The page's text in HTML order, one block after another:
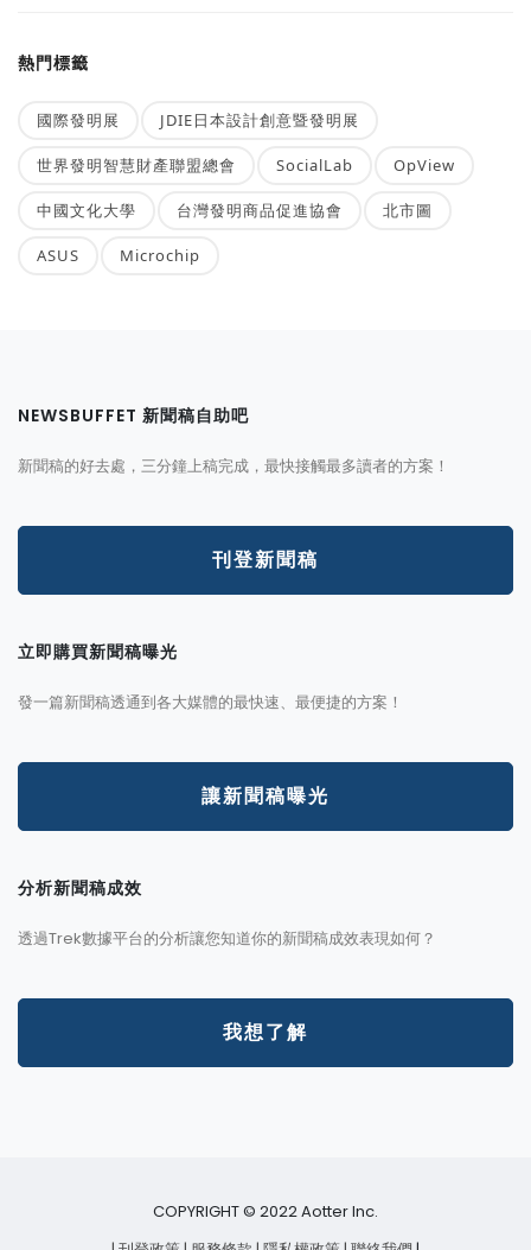
熱門標籤
國際發明展 JDIE日本設計創意暨發明展
世界發明智慧財產聯盟總會 SocialLab OpView
中國文化大學 台灣發明商品促進協會 北市圖
ASUS Microchip
NEWSBUFFET 新聞稿自助吧
新聞稿的好去處，三分鐘上稿完成，最快接觸最多讀者的方案！
刊登新聞稿
立即購買新聞稿曝光
發一篇新聞稿透通到各大媒體的最快速、最便捷的方案！
讓新聞稿曝光
分析新聞稿成效
透過Trek數據平台的分析讓您知道你的新聞稿成效表現如何？
我想了解
COPYRIGHT © 2022 Aotter Inc.